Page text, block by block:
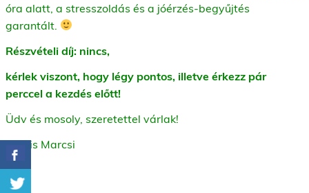
óra alatt, a stresszoldás és a jóérzés-begyűjtés
garantált.
Részvételi díj: nincs,
kérlek viszont, hogy légy pontos, illetve érkezz pár
perccel a kezdés előtt!
Üdv és mosoly, szeretettel várlak!
Kocsis Marcsi